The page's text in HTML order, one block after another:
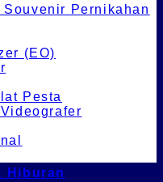
Pernikahan
(EO)
Pesta
Hiburan